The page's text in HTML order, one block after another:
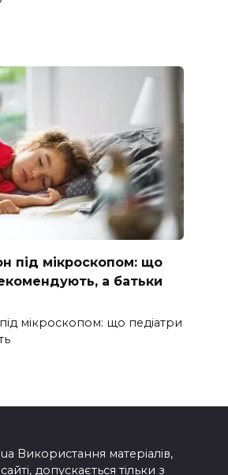
під мікроскопом: що
а батьки
мікроскопом: що педіатри
Використання матеріалів,
допускається тільки з